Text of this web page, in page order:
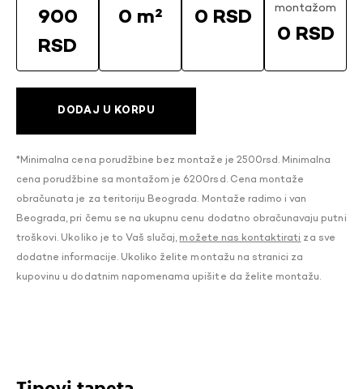
900
RSD
0 m² 0 RSD
montažom
0 RSD
DODAJ U KORPU
*Minimalna cena porudžbine bez montaže je 2500rsd. Minimalna
cena porudžbine sa montažom je 6200rsd. Cena montaže
obračunata je za teritoriju Beograda. Montaže radimo i van
Beograda, pri čemu se na ukupnu cenu dodatno obračunavaju putni
troškovi. Ukoliko je to Vaš slučaj, možete nas kontaktirati za sve
dodatne informacije. Ukoliko želite montažu na stranici za
kupovinu u dodatnim napomenama upišite da želite montažu.